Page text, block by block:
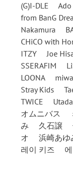
(G)I-DLE Ado
from BanG
Nakamura
CHiCO with
ITZY
Joe
SSERAFIM
LOONA
miwa
Stray Kids
TWICE
オムニバス
み
久石譲
オ
浜崎あゆ
레이 키즈